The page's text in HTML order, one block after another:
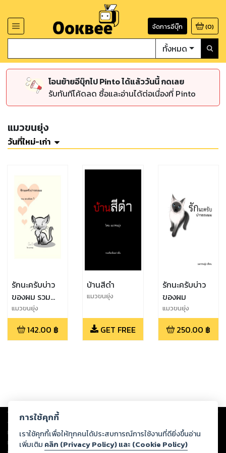
จัดการอีบุ๊ก (0)
ทั้งหมด
โอนย้ายอีบุ๊กไป Pinto ได้แล้ววันนี้ กดเลย
รับทันทีโค้ดลด ซื้อและอ่านได้ต่อเนื่องที่ Pinto
แมวขนยุ่ง
วันที่ใหม่-เก่า
รักนะครับบ่าว
ของผม รวม
ตอนพิเศษ 1
แมวขนยุ่ง
142.00 ฿
บ้านสีดำ
แมวขนยุ่ง
GET FREE
รักนะครับบ่าว
ของผม
แมวขนยุ่ง
250.00 ฿
Copyright © 2026
ต่อผลงานหรือเนื้อหาใดที่อัปโหลดผ่านเว็บไซต์และปรากฏว่าละเมิดสิทธิใน
ทรัพย์สินทางปัญญาของบุคคลอื่นหรือขัดต่อกฎหมายและศีลธรรม ดังนั้น ผู้อ่าน
ทุกท่านโปรดใช้วิจารณญาณในการกลั่นกรองด้วยตนเอง และหากท่านพบว่าส่วน
การใช้คุกกี้
เราใช้คุกกี้เพื่อให้ทุกคนได้ประสบการณ์การใช้งานที่ดียิ่งขึ้นอ่าน
เพิ่มเติม คลิก (Privacy Policy) และ (Cookie Policy)